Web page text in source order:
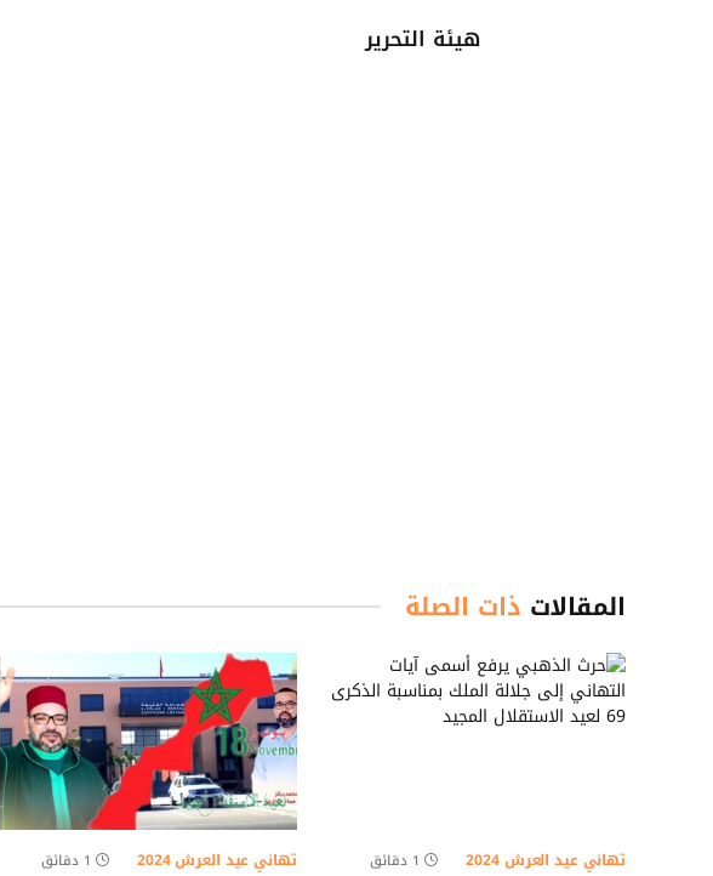
هيئة التحرير
المقالات ذات الصلة
تهاني عيد العرش 2024 1 دقائق تهاني عيد العرش 2024 1 دقائق